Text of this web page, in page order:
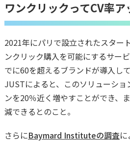
ワンクリックってCV率
2021年にパリで設立されたスター
ンクリック購入を可能にするサー
でに60を超えるブランドが導入し
JUSTによると、このソリューショ
ンを20％近く増やすことができ、
減できるとのこと。
さらにBaymard Instituteの調査に